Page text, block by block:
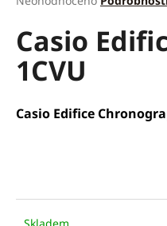
produktu
je
0,0
hvězdiček.
Casio
1CVU
Casio Edifice
Skladem
n
a
j
í
?
HLEDAT